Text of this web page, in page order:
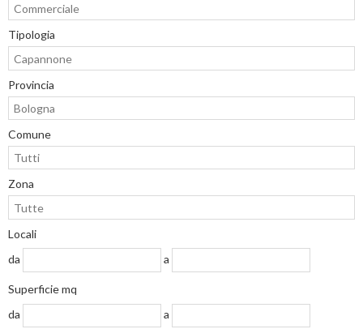
Tipologia
Provincia
Comune
Zona
Locali
da
a
Superficie mq
da
a